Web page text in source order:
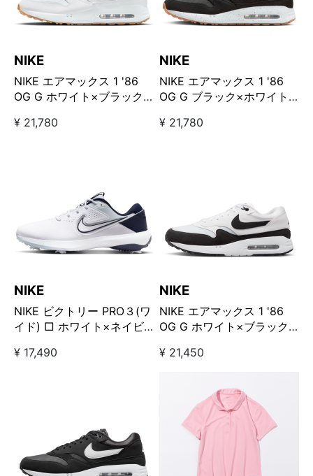
NIKE
NIKE エアマックス 1 '86
OG G ホワイト×ブラック
¥ 21,780
NIKE
NIKE エアマックス 1 '86
OG G ブラック×ホワイト
¥ 21,780
NIKE
NIKE ビクトリー PRO３(ワ
イド) □ ホワイト×ネイビ
¥ 17,490
NIKE
NIKE エアマックス 1 '86
OG G ホワイト×ブラック
¥ 21,450